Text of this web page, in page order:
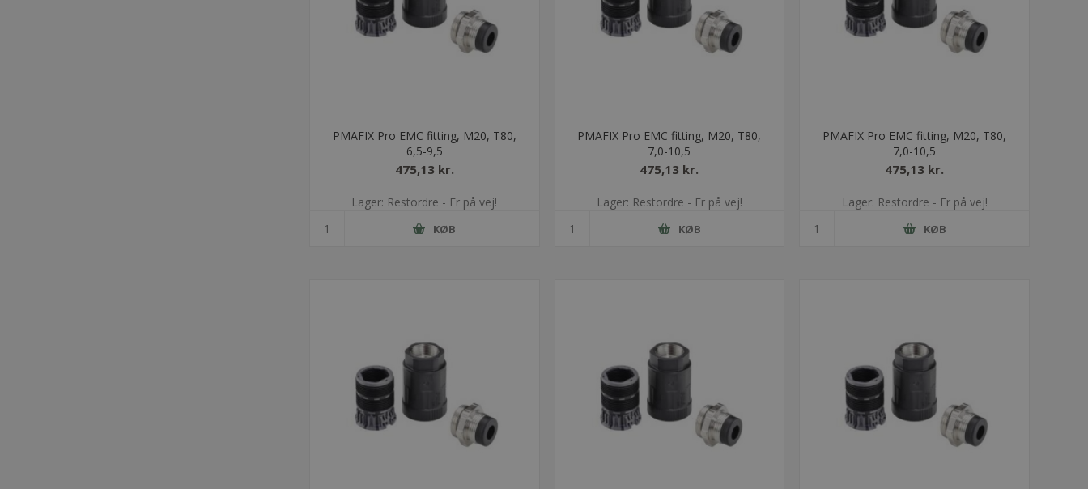
PMAFIX Pro EMC fitting, M20, T80,
6,5-9,5
475,13 kr.
Lager: Restordre - Er på vej!
KØB
PMAFIX Pro EMC fitting, M20, T80,
7,0-10,5
475,13 kr.
Lager: Restordre - Er på vej!
KØB
PMAFIX Pro EMC fitting, M20, T80,
7,0-10,5
475,13 kr.
Lager: Restordre - Er på vej!
KØB